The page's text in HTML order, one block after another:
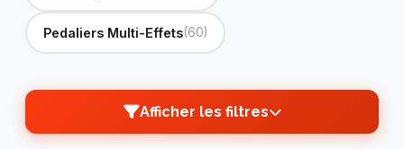
Pedaliers Multi-Effets(60)
Afficher les filtres